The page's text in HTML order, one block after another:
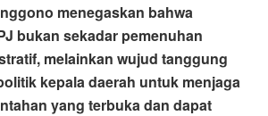
menegaskan bahwa
bukan sekadar pemenuhan
melainkan wujud tanggung
kepala daerah untuk menjaga
yang terbuka dan dapat